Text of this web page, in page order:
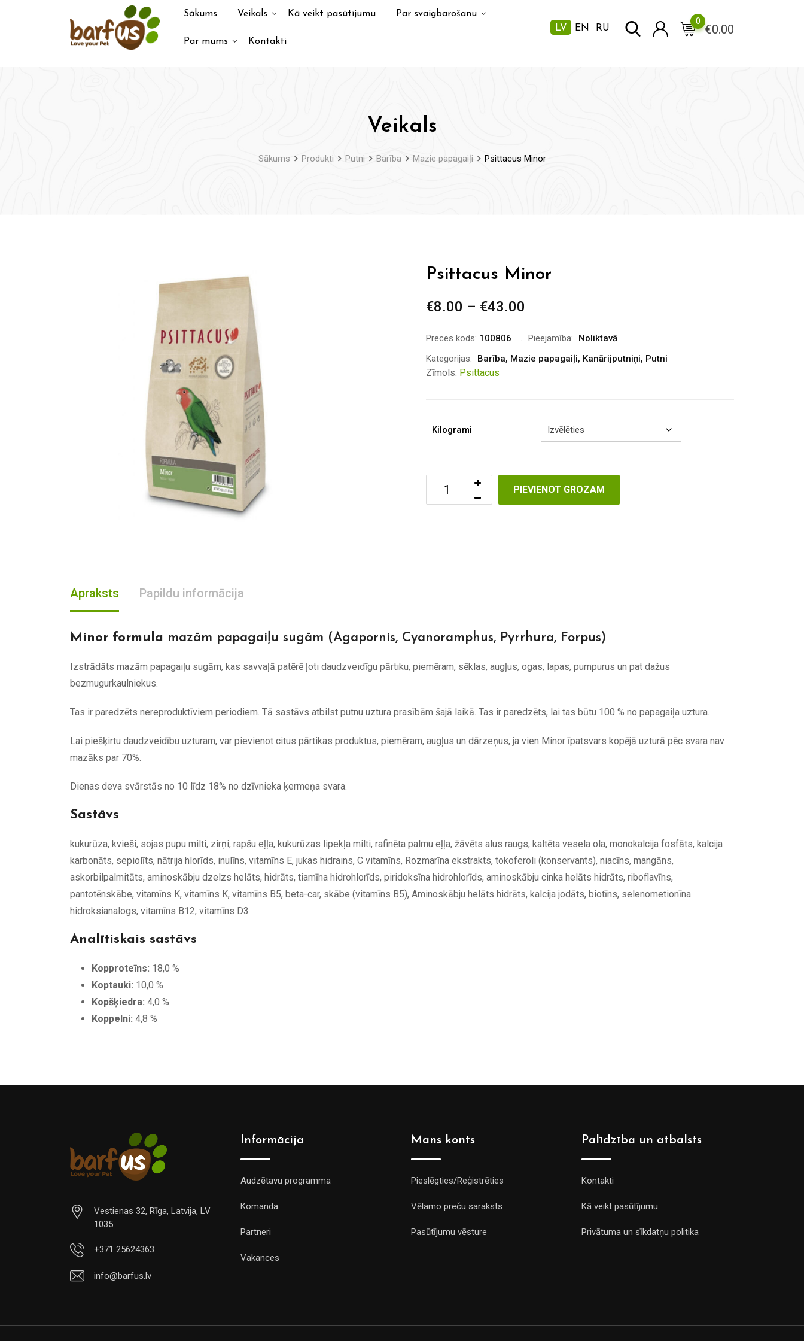
Sākums Veikals Kā veikt pasūtījumu Par svaigbarošanu
Par mums Kontakti
LV EN RU €0.00
0
Veikals
Sākums Produkti Putni Barība Mazie papagaiļi Psittacus Minor
Psittacus Minor
€8.00 – €43.00
€8.00
through
Preces kods: 100806 Pieejamība:
Noliktavā
Kategorijas:
Barība, Mazie papagaiļi, Kanārijputniņi, Putni
Zīmols: Psittacus
Kilogrami
PIEVIENOT GROZAM
Apraksts Papildu informācija
Minor formula mazām papagaiļu sugām (Agapornis, Cyanoramphus, Pyrrhura, Forpus)
Izstrādāts mazām papagaiļu sugām, kas savvaļā patērē ļoti daudzveidīgu pārtiku, piemēram, sēklas, augļus, ogas, lapas, pumpurus un pat dažus
bezmugurkaulniekus.
Tas ir paredzēts nereproduktīviem periodiem. Tā sastāvs atbilst putnu uztura prasībām šajā laikā. Tas ir paredzēts, lai tas būtu 100 % no papagaiļa uztura.
Lai piešķirtu daudzveidību uzturam, var pievienot citus pārtikas produktus, piemēram, augļus un dārzeņus, ja vien Minor īpatsvars kopējā uzturā pēc svara nav
mazāks par 70%.
Dienas deva svārstās no 10 līdz 18% no dzīvnieka ķermeņa svara.
Sastāvs
kukurūza, kvieši, sojas pupu milti, zirņi, rapšu eļļa, kukurūzas lipekļa milti, rafinēta palmu eļļa, žāvēts alus raugs, kaltēta vesela ola, monokalcija fosfāts, kalcija
karbonāts, sepiolīts, nātrija hlorīds, inulīns, vitamīns E, jukas hidrains, C vitamīns, Rozmarīna ekstrakts, tokoferoli (konservants), niacīns, mangāns,
askorbilpalmitāts, aminoskābju dzelzs helāts, hidrāts, tiamīna hidrohlorīds, piridoksīna hidrohlorīds, aminoskābju cinka helāts hidrāts, riboflavīns,
pantotēnskābe, vitamīns K, vitamīns K, vitamīns B5, beta-car, skābe (vitamīns B5), Aminoskābju helāts hidrāts, kalcija jodāts, biotīns, selenometionīna
hidroksianalogs, vitamīns B12, vitamīns D3
Analītiskais sastāvs
Kopproteīns: 18,0 %
Koptauki: 10,0 %
Kopšķiedra: 4,0 %
Koppelni: 4,8 %
Vestienas 32, Rīga, Latvija, LV
1035
+371 25624363
info@barfus.lv
Informācija
Audzētavu programma
Komanda
Partneri
Vakances
Mans konts
Pieslēgties/Reģistrēties
Vēlamo preču saraksts
Pasūtījumu vēsture
Palīdzība un atbalsts
Kontakti
Kā veikt pasūtījumu
Privātuma un sīkdatņu politika